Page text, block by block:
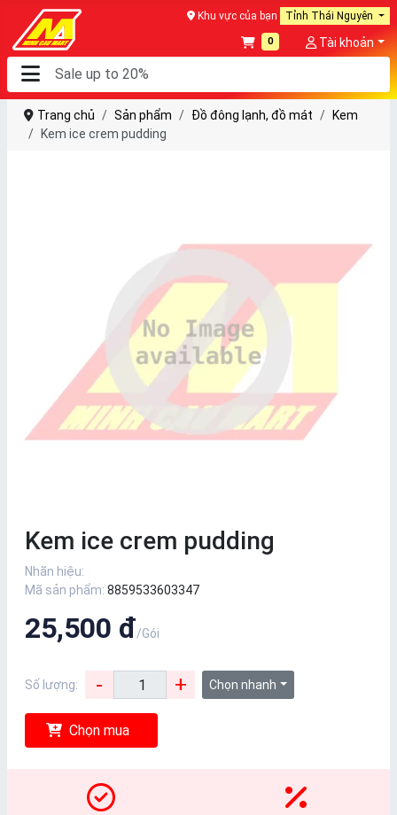
Khu vực của bạn Tỉnh Thái Nguyên
0 Tài khoản
Trang chủ Sản phẩm Đồ đông lạnh, đồ mát
Kem
Kem ice crem pudding
Kem ice crem pudding
Nhãn hiệu:
Mã sản phẩm: 8859533603347
25,500 đ/Gói
Số lượng: - + Chọn nhanh
Chọn mua